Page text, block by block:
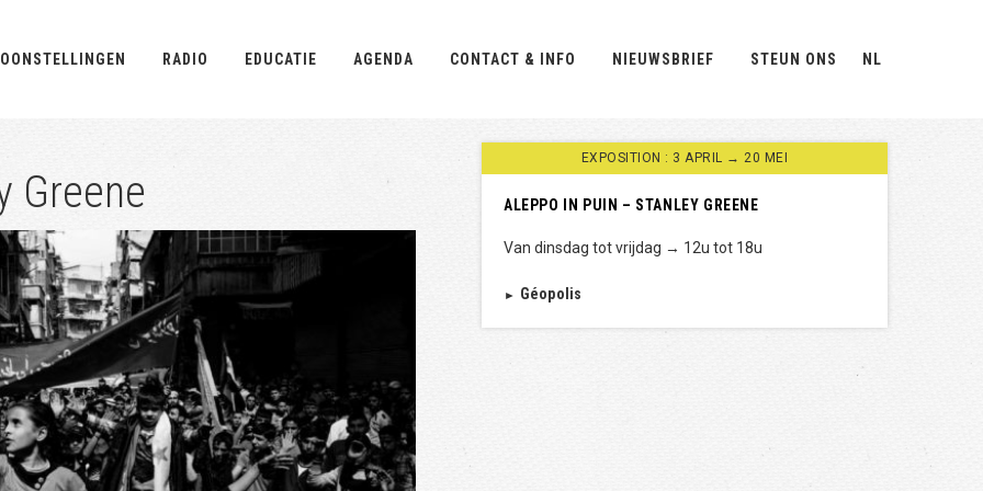
RADIO EDUCATIE AGENDA CONTACT & INFO NIEUWSBRIEF STEUN ONS NL
Greene
EXPOSITION : 3 APRIL → 20 MEI
ALEPPO IN PUIN – STANLEY GREENE
Van dinsdag tot vrijdag → 12u tot 18u
► Géopolis